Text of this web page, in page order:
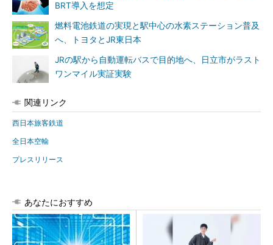
BRT導入を想定
燃料電池鉄道の実現と駅中心の水素ステーション普及
へ、トヨタとJR東日本
JRの駅から自動運転バスで目的地へ、日立市がラスト
ワンマイル実証実験
関連リンク
西日本旅客鉄道
全日本空輸
プレスリリース
あなたにおすすめ